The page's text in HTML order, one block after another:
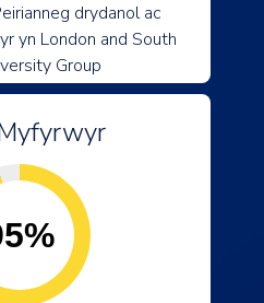
drydanol ac
yn London and South
Group